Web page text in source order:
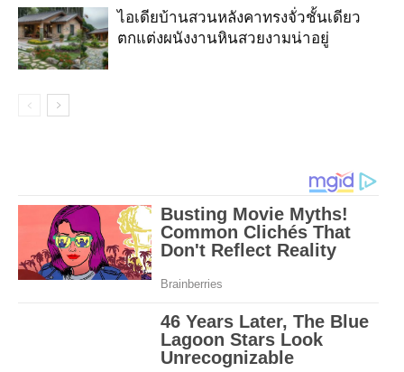
ไอเดียบ้านสวนหลังคาทรงจั่วชั้นเดียว
ตกแต่งผนังงานหินสวยงามน่าอยู่